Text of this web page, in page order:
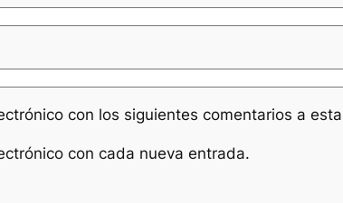
con los siguientes comentarios a
con cada nueva entrada.